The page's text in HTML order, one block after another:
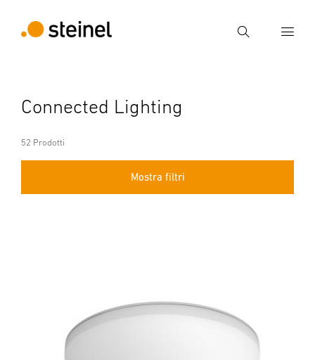
Ricerca
Ricerca
Connected Lighting
52 Prodotti
Mostra filtri